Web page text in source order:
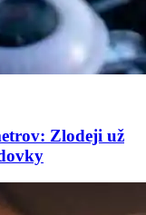
Zlodeji už